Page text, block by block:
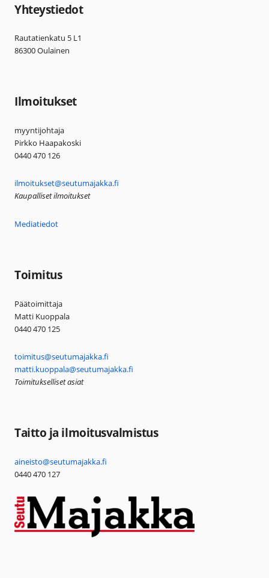
Yhteystiedot
Rautatienkatu 5 L1
86300 Oulainen
Ilmoitukset
myyntijohtaja
Pirkko Haapakoski
0440 470 126
ilmoitukset@seutumajakka.fi
Kaupalliset ilmoitukset
Mediatiedot
Toimitus
Päätoimittaja
Matti Kuoppala
0440 470 125
toimitus@seutumajakka.fi
matti.kuoppala@seutumajakka.fi
Toimitukselliset asiat
Taitto ja ilmoitusvalmistus
aineisto@seutumajakka.fi
0440 470 127